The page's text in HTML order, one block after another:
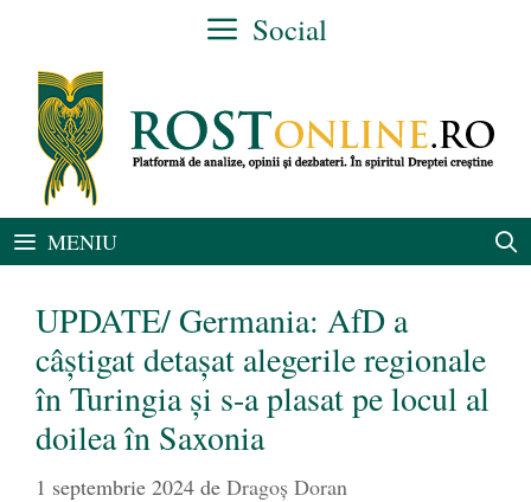
conținut
Social
MENIU
UPDATE/ Germania: AfD a
câștigat detașat alegerile regionale
în Turingia şi s-a plasat pe locul al
doilea în Saxonia
1 septembrie 2024 de Dragoș Doran